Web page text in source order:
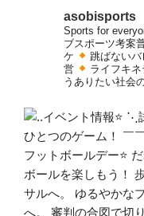
asobisports
Sports for
ブスポーツ考案
ケ
跳ばないバ
営
ライフキネ
うありたい社会